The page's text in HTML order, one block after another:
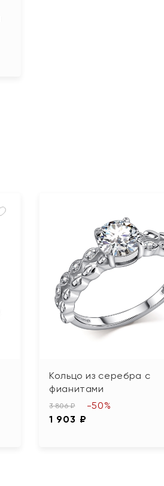
Кольцо из серебра с
фианитами
3 806 ₽
1 903 ₽
-50%